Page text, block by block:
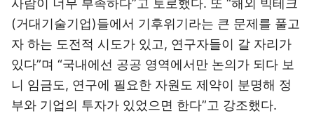
사람이 너무 부족하다”고 토로했다. 또 “해외 빅테크
(거대기술기업)들에서 기후위기라는 큰 문제를 풀고
자 하는 도전적 시도가 있고, 연구자들이 갈 자리가
있다”며 “국내에선 공공 영역에서만 논의가 되다 보
니 임금도, 연구에 필요한 자원도 제약이 분명해 정
부와 기업의 투자가 있었으면 한다”고 강조했다.